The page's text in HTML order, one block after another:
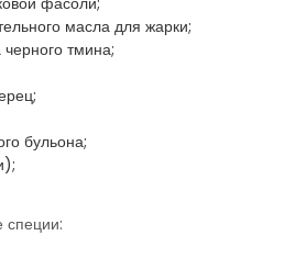
масла для жарки;
тмина;
бульона;